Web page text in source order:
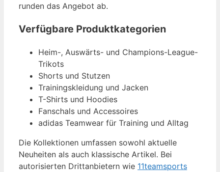
runden das Angebot ab.
Verfügbare Produktkategorien
Heim-, Auswärts- und Champions-League-
Trikots
Shorts und Stutzen
Trainingskleidung und Jacken
T-Shirts und Hoodies
Fanschals und Accessoires
adidas Teamwear für Training und Alltag
Die Kollektionen umfassen sowohl aktuelle
Neuheiten als auch klassische Artikel. Bei
autorisierten Drittanbietern wie 11teamsports